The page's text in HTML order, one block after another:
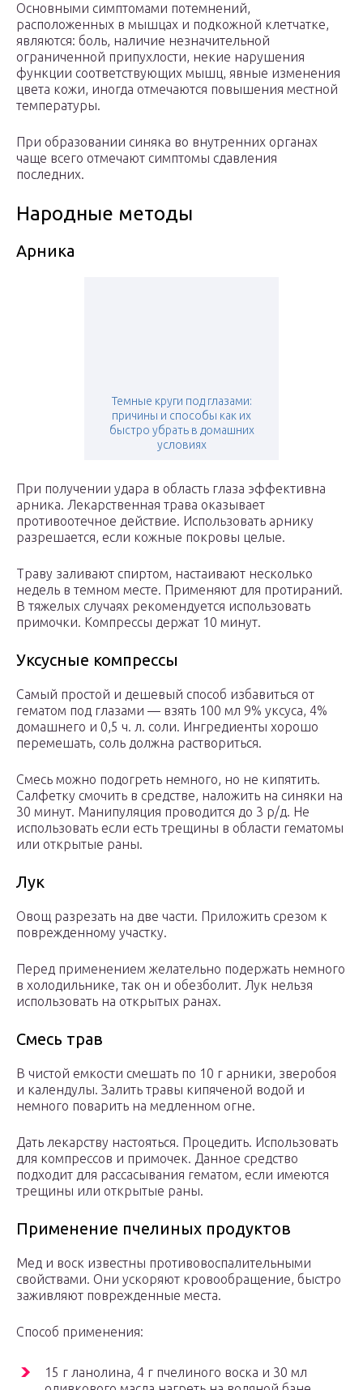
Основными симптомами потемнений,
расположенных в мышцах и подкожной клетчатке,
являются: боль, наличие незначительной
ограниченной припухлости, некие нарушения
функции соответствующих мышц, явные изменения
цвета кожи, иногда отмечаются повышения местной
температуры.
При образовании синяка во внутренних органах
чаще всего отмечают симптомы сдавления
последних.
Народные методы
Арника
Темные круги под глазами:
причины и способы как их
быстро убрать в домашних
условиях
При получении удара в область глаза эффективна
арника. Лекарственная трава оказывает
противоотечное действие. Использовать арнику
разрешается, если кожные покровы целые.
Траву заливают спиртом, настаивают несколько
недель в темном месте. Применяют для протираний.
В тяжелых случаях рекомендуется использовать
примочки. Компрессы держат 10 минут.
Уксусные компрессы
Самый простой и дешевый способ избавиться от
гематом под глазами — взять 100 мл 9% уксуса, 4%
домашнего и 0,5 ч. л. соли. Ингредиенты хорошо
перемешать, соль должна раствориться.
Смесь можно подогреть немного, но не кипятить.
Салфетку смочить в средстве, наложить на синяки на
30 минут. Манипуляция проводится до 3 р/д. Не
использовать если есть трещины в области гематомы
или открытые раны.
Лук
Овощ разрезать на две части. Приложить срезом к
поврежденному участку.
Перед применением желательно подержать немного
в холодильнике, так он и обезболит. Лук нельзя
использовать на открытых ранах.
Смесь трав
В чистой емкости смешать по 10 г арники, зверобоя
и календулы. Залить травы кипяченой водой и
немного поварить на медленном огне.
Дать лекарству настояться. Процедить. Использовать
для компрессов и примочек. Данное средство
подходит для рассасывания гематом, если имеются
трещины или открытые раны.
Применение пчелиных продуктов
Мед и воск известны противовоспалительными
свойствами. Они ускоряют кровообращение, быстро
заживляют поврежденные места.
Способ применения:
15 г ланолина, 4 г пчелиного воска и 30 мл